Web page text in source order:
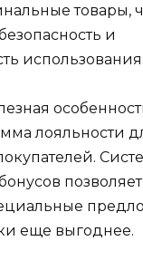
товары,
и
использования.
лояльности
еще выгоднее.